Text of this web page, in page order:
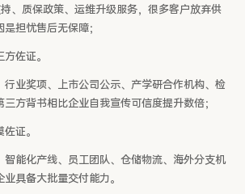
、质保政策、运维升级服务，很多客户放弃供
担忧售后无保障；
佐证。
行业奖项、上市公司公示、产学研合作机构、检
方背书相比企业自我宣传可信度提升数倍；
证。
智能化产线、员工团队、仓储物流、海外分支机
具备大批量交付能力。